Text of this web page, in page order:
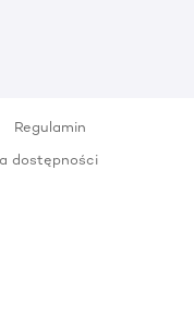
Regulamin
dostępności